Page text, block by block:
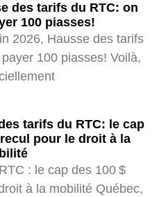
des tarifs du RTC: on
100 piasses!
2026, Hausse des tarifs
100 piasses! Voilà,
tarifs du RTC: le cap
pour le droit à la
: le cap des 100 $
à la mobilité Québec,